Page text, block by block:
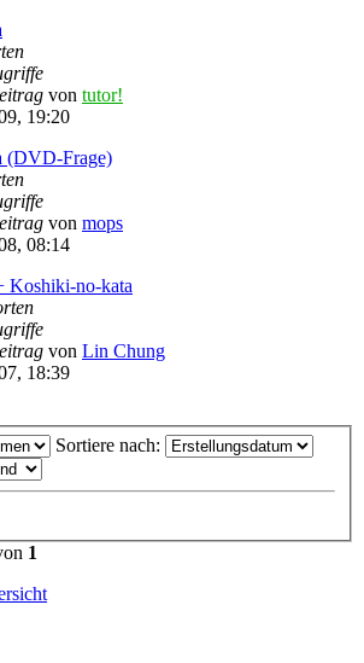
von tutor!
19:20
(DVD-Frage)
von mops
08:14
Koshiki-no-kata
von Lin Chung
18:39
Sortiere nach:
1